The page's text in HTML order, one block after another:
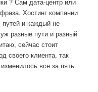
Хостинг компании
путей и каждый не
разные пути и разный
сейчас стоит
своего клиента, так
все за пять